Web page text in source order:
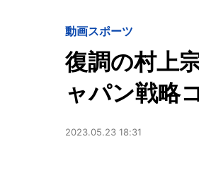
動画スポーツ
復調の村上
ャパン戦略
2023.05.23 18:31